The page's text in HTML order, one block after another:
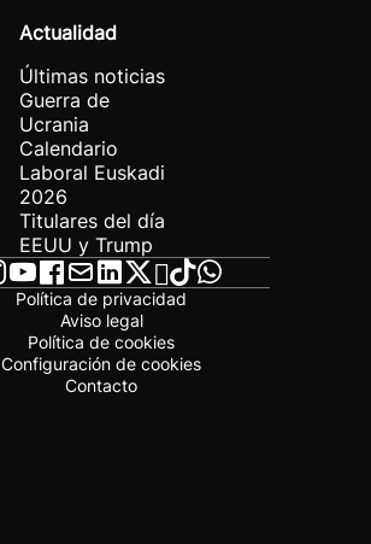
Actualidad
Últimas noticias
Guerra de
Ucrania
Calendario
Laboral Euskadi
2026
Titulares del día
EEUU y Trump
Política de privacidad
Aviso legal
Política de cookies
Configuración de cookies
Contacto